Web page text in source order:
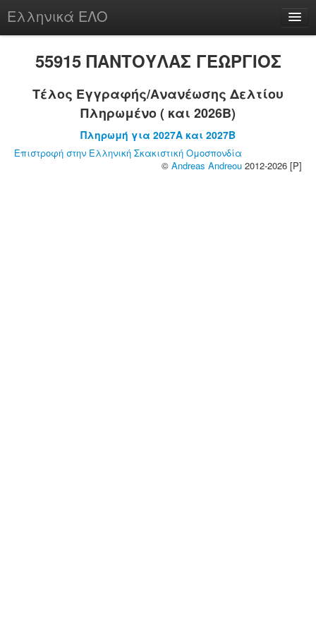
Ελληνικά ΕΛΟ
chesstu.be @ discord
55915 ΠΑΝΤΟΥΛΑΣ ΓΕΩΡΓΙΟΣ
Τέλος Εγγραφής/Ανανέωσης Δελτίου
Πληρωμένο ( και 2026B)
Πληρωμή για 2027A και 2027B
Επιστροφή στην Ελληνική Σκακιστική Ομοσπονδία
© Andreas Andreou 2012-2026 [P]